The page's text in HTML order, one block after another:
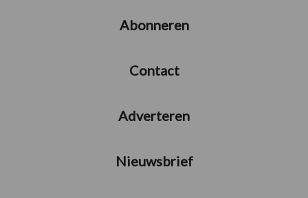
Abonneren
Contact
Adverteren
Nieuwsbrief